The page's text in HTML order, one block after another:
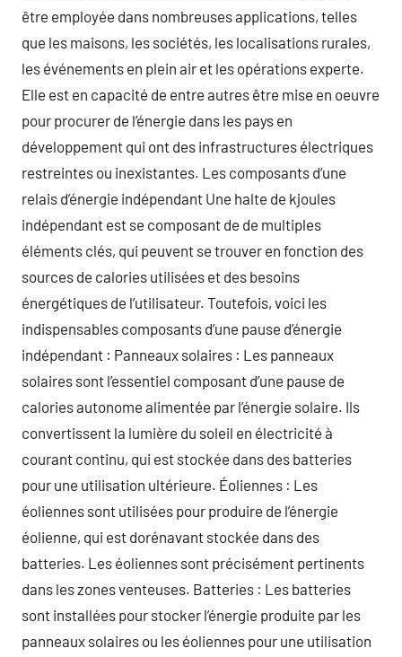
être employée dans nombreuses applications, telles
que les maisons, les sociétés, les localisations rurales,
les événements en plein air et les opérations experte.
Elle est en capacité de entre autres être mise en oeuvre
pour procurer de l’énergie dans les pays en
développement qui ont des infrastructures électriques
restreintes ou inexistantes. Les composants d’une
relais d’énergie indépendant Une halte de kjoules
indépendant est se composant de de multiples
éléments clés, qui peuvent se trouver en fonction des
sources de calories utilisées et des besoins
énergétiques de l’utilisateur. Toutefois, voici les
indispensables composants d’une pause d’énergie
indépendant : Panneaux solaires : Les panneaux
solaires sont l’essentiel composant d’une pause de
calories autonome alimentée par l’énergie solaire. Ils
convertissent la lumière du soleil en électricité à
courant continu, qui est stockée dans des batteries
pour une utilisation ultérieure. Éoliennes : Les
éoliennes sont utilisées pour produire de l’énergie
éolienne, qui est dorénavant stockée dans des
batteries. Les éoliennes sont précisément pertinents
dans les zones venteuses. Batteries : Les batteries
sont installées pour stocker l’énergie produite par les
panneaux solaires ou les éoliennes pour une utilisation